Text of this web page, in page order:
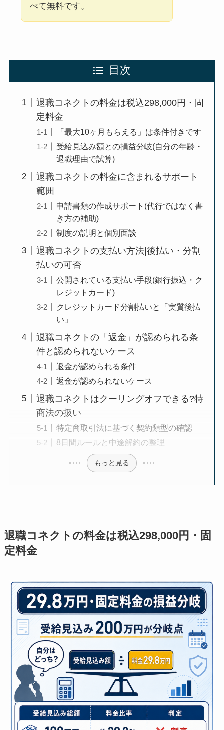
べて無料です。
目次
退職コネクトの料金は税込298,000円・固
定料金
「最大10ヶ月もらえる」は条件付きです
受給見込み額との損益分岐(自分の年齢・
退職理由で試算)
退職コネクトの料金に含まれるサポート
範囲
申請書類の作成サポート(代行ではなく書
き方の補助)
制度の説明と個別面談
退職コネクトの支払い方法|後払い・分割
払いの可否
公開されている支払い手段(銀行振込・ク
レジットカード)
クレジットカード分割払いと「実質後払
い」
退職コネクトの「返金」が認められる条
件と認められないケース
返金が認められる条件
返金が認められないケース
退職コネクトはクーリングオフできる?特
商法の扱い
特定商取引法に基づく契約類型の確認
8日間ルールと中途解約の整理
もっと見る
退職コネクトの料金は税込298,000円・固
定料金